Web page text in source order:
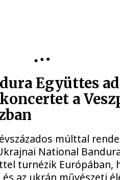
Együttes ad
a
múlttal
National
turnézik Európában,
az ukrán művészeti